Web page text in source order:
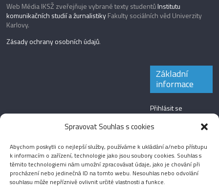
Spravovat Souhlas s cookies
Abychom poskytli co nejlepší služby, používáme k ukládání a/nebo přístupu
k informacím o zařízení, technologie jako jsou soubory cookies. Souhlas s
těmito technologiemi nám umožní zpracovávat údaje, jako je chování při
procházení nebo jedinečná ID na tomto webu. Nesouhlas nebo odvolání
souhlasu může nepříznivě ovlivnit určité vlastnosti a funkce.
Web Média IKSŽ zveřejňuje vybrané texty studentůInstitutu
komunikačních studií a žurnalistikyFakulty sociálních věd Univerzity
Karlovy.
Zásady ochrany osobních údajů.
Základní
informace
Přihlásit se
Zdroj kanálů
Kanál komentářů
Česká lokalizace